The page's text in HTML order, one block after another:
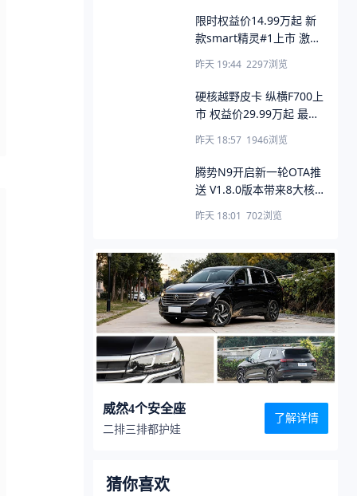
限时权益价14.99万起 新
款smart精灵#1上市 激光
雷达/6C超充配齐
昨天 19:44 2297浏览
硬核越野皮卡 纵横F700上
市 权益价29.99万起 最大
涉水深度900mm
昨天 18:57 1946浏览
腾势N9开启新一轮OTA推
送 V1.8.0版本带来8大核
心更新
昨天 18:01 702浏览
威然4个安全座
二排三排都护娃
了解详情
猜你喜欢